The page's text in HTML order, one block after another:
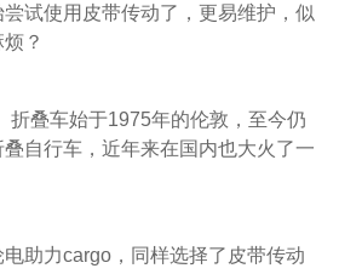
试使用皮带传动了，更易维护，似
？
折叠车始于1975年的伦敦，至今仍
自行车，近年来在国内也大火了一
助力cargo，同样选择了皮带传动